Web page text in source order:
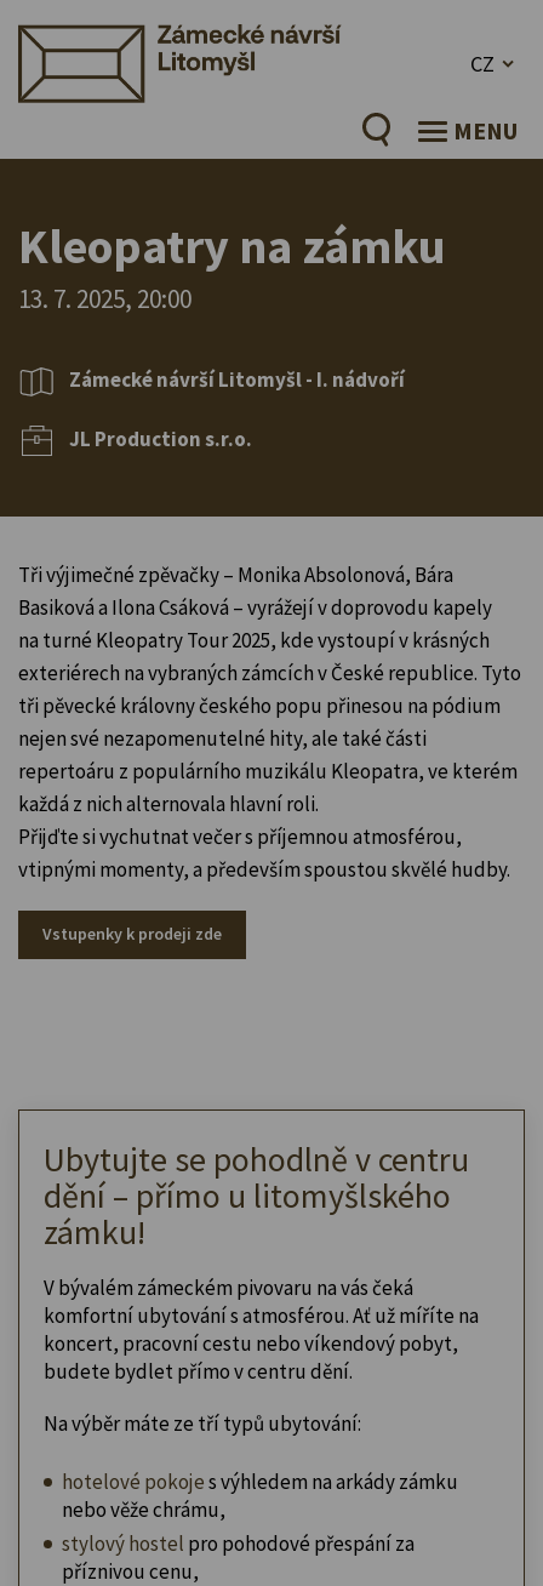
CZ
MENU
Kleopatry na zámku
13. 7. 2025, 20:00
Zámecké návrší Litomyšl - I. nádvoří
JL Production s.r.o.
Tři výjimečné zpěvačky – Monika Absolonová, Bára
Basiková a Ilona Csáková – vyrážejí v doprovodu kapely
na turné Kleopatry Tour 2025, kde vystoupí v krásných
exteriérech na vybraných zámcích v České republice. Tyto
tři pěvecké královny českého popu přinesou na pódium
nejen své nezapomenutelné hity, ale také části
repertoáru z populárního muzikálu Kleopatra, ve kterém
každá z nich alternovala hlavní roli.
Přijďte si vychutnat večer s příjemnou atmosférou,
vtipnými momenty, a především spoustou skvělé hudby.
Vstupenky k prodeji zde
Ubytujte se pohodlně v centru
dění – přímo u litomyšlského
zámku!
V bývalém zámeckém pivovaru na vás čeká
komfortní ubytování s atmosférou. Ať už míříte na
koncert, pracovní cestu nebo víkendový pobyt,
budete bydlet přímo v centru dění.
Na výběr máte ze tří typů ubytování:
hotelové pokojes výhledem na arkády zámku
nebo věže chrámu,
stylový hostel pro pohodové přespání za
příznivou cenu,